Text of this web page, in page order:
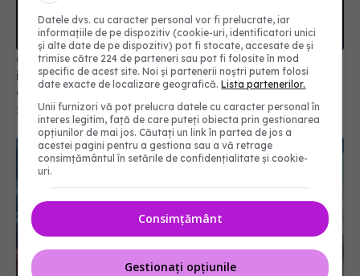
Cancerul de gât, epidemie în creștere. Relațiile
intime, responsabile de creșterea fulminantă a
cazurilor de cancer
21 oct 2024, 20:24
Datele dvs. cu caracter personal vor fi prelucrate, iar
informațiile de pe dispozitiv (cookie-uri, identificatori unici
și alte date de pe dispozitiv) pot fi stocate, accesate de și
trimise către 224 de parteneri sau pot fi folosite în mod
specific de acest site. Noi și partenerii noștri putem folosi
date exacte de localizare geografică.Lista partenerilor.
Unii furnizori vă pot prelucra datele cu caracter personal în
interes legitim, față de care puteți obiecta prin gestionarea
opțiunilor de mai jos. Căutați un link în partea de jos a
acestei pagini pentru a gestiona sau a vă retrage
consimțământul în setările de confidențialitate și cookie-
uri.
Consimțământ
Gestionați opțiunile